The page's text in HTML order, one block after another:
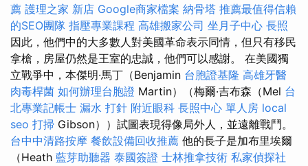
薦 護理之家 新店 Google商家檔案 納骨塔 推薦最值得信賴
的SEO團隊 指壓專業課程 高雄搬家公司 坐月子中心 長照
因此，他們中的大多數人對美國革命表示同情，但只有移民
拿槍，房屋仍然是王室的忠誠，他們可以感謝。 在美國獨
立戰爭中，本傑明·馬丁（Benjamin 台胞證基隆 高雄牙醫
肉毒桿菌 如何辦理台胞證 Martin）（梅爾·吉布森（Mel 台
北專業記帳士 漏水 打針 附近眼科 長照中心 單人房 local
seo 打掃 Gibson））試圖表現得像局外人，並遠離戰鬥。
台中中清路按摩 餐飲設備回收推薦 他的長子是加布里埃爾
（Heath 藍芽助聽器 泰國簽證 士林推拿技術 私家偵探社